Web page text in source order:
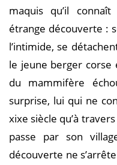
maquis qu’il
étrange découverte :
l’intimide, se
le jeune berger
du mammifère
surprise, lui qui ne
xixe siècle qu’à
passe par son
découverte ne